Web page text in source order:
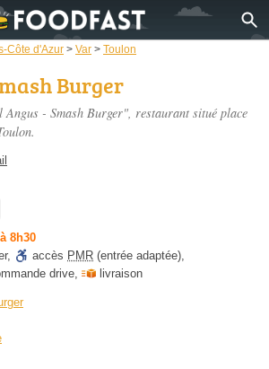
Côte d'Azur > Var > Toulon
Burger
Angus - Smash Burger", restaurant situé place
8h30
, accès PMR (entrée adaptée),
drive, livraison